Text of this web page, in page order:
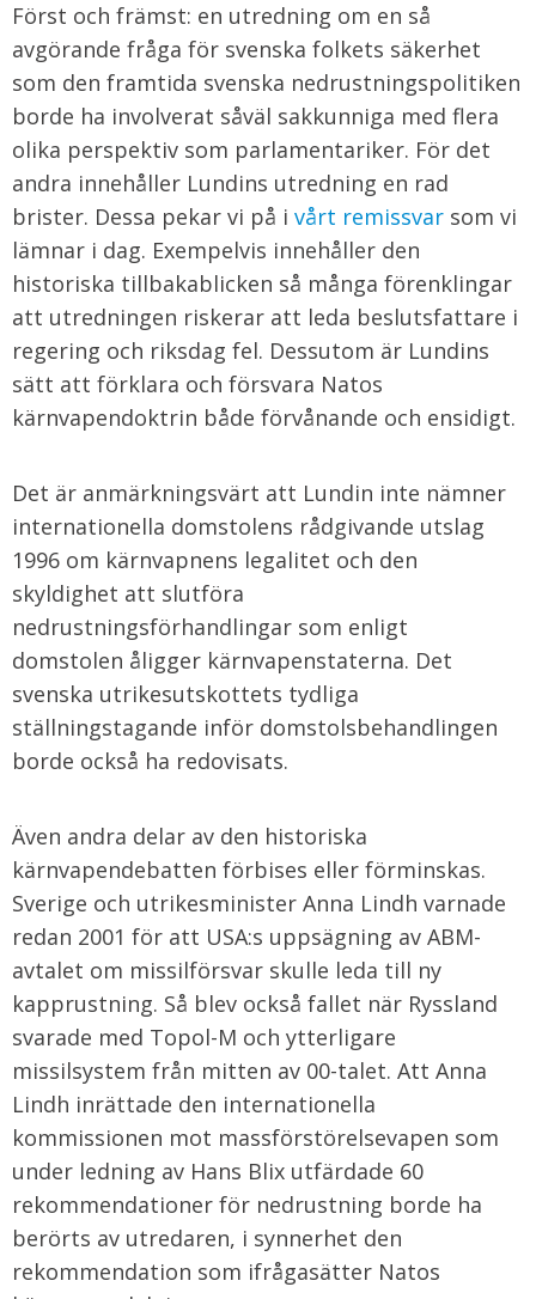
Först och främst: en utredning om en så
avgörande fråga för svenska folkets säkerhet
som den framtida svenska nedrustningspolitiken
borde ha involverat såväl sakkunniga med flera
olika perspektiv som parlamentariker. För det
andra innehåller Lundins utredning en rad
brister. Dessa pekar vi på i vårt remissvar som vi
lämnar i dag. Exempelvis innehåller den
historiska tillbakablicken så många förenklingar
att utredningen riskerar att leda beslutsfattare i
regering och riksdag fel. Dessutom är Lundins
sätt att förklara och försvara Natos
kärnvapendoktrin både förvånande och ensidigt.
Det är anmärkningsvärt att Lundin inte nämner
internationella domstolens rådgivande utslag
1996 om kärnvapnens legalitet och den
skyldighet att slutföra
nedrustningsförhandlingar som enligt
domstolen åligger kärnvapenstaterna. Det
svenska utrikesutskottets tydliga
ställningstagande inför domstolsbehandlingen
borde också ha redovisats.
Även andra delar av den historiska
kärnvapendebatten förbises eller förminskas.
Sverige och utrikesminister Anna Lindh varnade
redan 2001 för att USA:s uppsägning av ABM-
avtalet om missilförsvar skulle leda till ny
kapprustning. Så blev också fallet när Ryssland
svarade med Topol-M och ytterligare
missilsystem från mitten av 00-talet. Att Anna
Lindh inrättade den internationella
kommissionen mot massförstörelsevapen som
under ledning av Hans Blix utfärdade 60
rekommendationer för nedrustning borde ha
berörts av utredaren, i synnerhet den
rekommendation som ifrågasätter Natos